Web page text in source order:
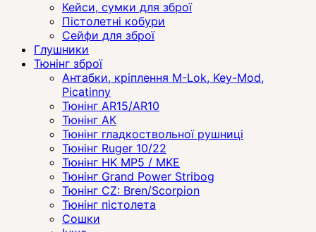
Кейси, сумки для зброї
Пістолетні кобури
Сейфи для зброї
Глушники
Тюнінг зброї
Антабки, кріплення M-Lok, Key-Mod,
Picatinny
Тюнінг AR15/AR10
Тюнінг АК
Тюнінг гладкоствольної рушниці
Тюнінг Ruger 10/22
Тюнінг HK MP5 / MKE
Тюнінг Grand Power Stribog
Тюнінг CZ: Bren/Scorpion
Тюнінг пістолета
Сошки